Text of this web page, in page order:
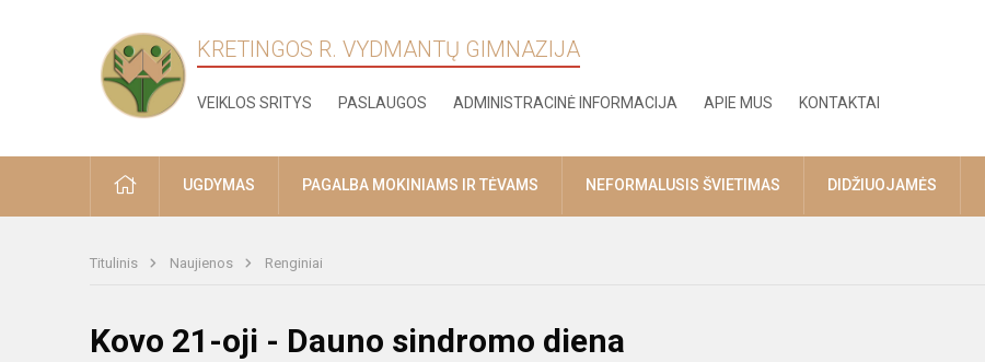
KRETINGOS R. VYDMANTŲ GIMNAZIJA
VEIKLOS SRITYS PASLAUGOS ADMINISTRACINĖ INFORMACIJA APIE MUS KONTAKTAI
PRADŽIAUGDYMAS PAGALBA MOKINIAMS IR TĖVAMS NEFORMALUSIS ŠVIETIMAS DIDŽIUOJAMĖS
Titulinis Naujienos Renginiai
Kovo 21-oji - Dauno sindromo diena